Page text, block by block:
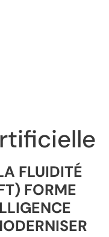
FLUIDITÉ
FORME